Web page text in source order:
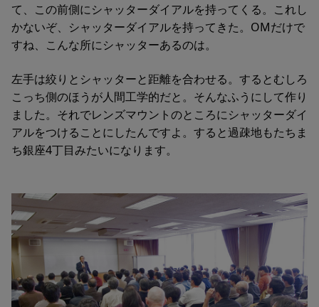
て、この前側にシャッターダイアルを持ってくる。これし
かないぞ、シャッターダイアルを持ってきた。OMだけで
すね、こんな所にシャッターあるのは。
左手は絞りとシャッターと距離を合わせる。するとむしろ
こっち側のほうが人間工学的だと。そんなふうにして作り
ました。それでレンズマウントのところにシャッターダイ
アルをつけることにしたんですよ。すると過疎地もたちま
ち銀座4丁目みたいになります。